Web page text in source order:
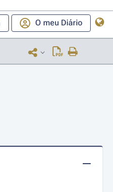
O meu Diário